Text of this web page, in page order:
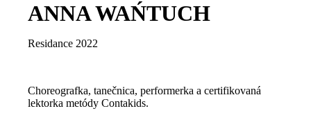
ANNA WAŃTUCH
Residance 2022
Choreografka, tanečnica, performerka a certifikovaná
lektorka metódy Contakids.